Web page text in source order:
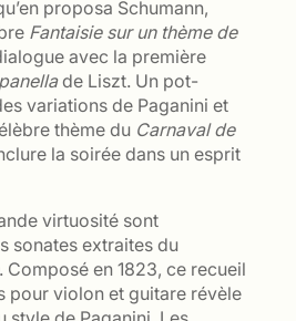
proposa Schumann,
Fantaisie sur un thème de
avec la première
de Liszt. Un pot-
variations de Paganini et
thème du Carnaval de
la soirée dans un esprit
virtuosité sont
sonates extraites du
Composé en 1823, ce recueil
pour violon et guitare révèle